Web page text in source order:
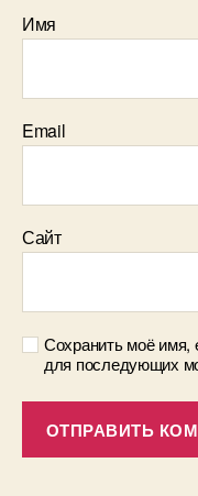
Имя
Email
Сайт
Сохранить моё имя,
для последующих